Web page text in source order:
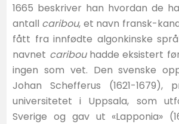
1665 beskriver han hvordan de
antall caribou, et navn fransk-
fått fra innfødte algonkinske
navnet caribouhadde eksistert
ingen som vet. Den svenske
Johan Schefferus (1621-1679),
universitetet i Uppsala, som
Sverige og gav ut «Lapponia»